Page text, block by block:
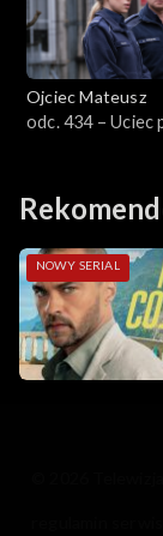
Sezon 12
Sezon 11
Sezon 9
Sezon 8
Sezon 7
Ojciec Mateusz
odc. 434 – Uciec
NOWY SERIAL